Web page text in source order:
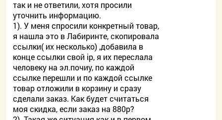
так и не ответили, хотя просили
уточнить информацию.
1). У меня спросили конкретный товар,
я нашла это в Лабиринте, скопировала
ссылки( их несколько) ,добавила в
конце ссылки свой ip, я их переслала
человеку на эл.почиу, по каждой
ссылке перешли и по каждой ссылке
товар отложили в корзину и сразу
сделали заказ. Как будет считаться
моя скидка, если заказ на 880р?